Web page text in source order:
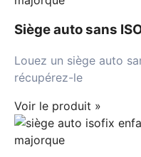
Siège auto sans
Louez un siège auto
récupérez-le
Voir le produit »